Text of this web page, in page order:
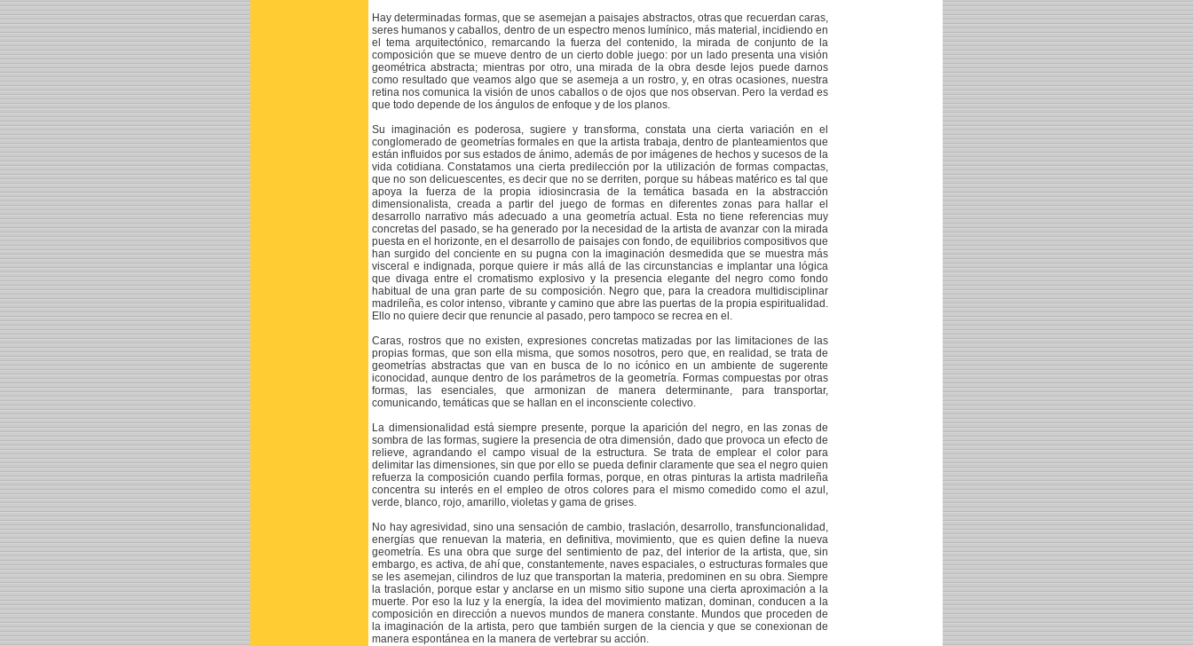
Hay determinadas formas, que se asemejan a paisajes abstractos, otras que recuerdan caras,
seres humanos y caballos, dentro de un espectro menos lumínico, más material, incidiendo en
el tema arquitectónico, remarcando la fuerza del contenido, la mirada de conjunto de la
composición que se mueve dentro de un cierto doble juego: por un lado presenta una visión
geométrica abstracta; mientras por otro, una mirada de la obra desde lejos puede darnos
como resultado que veamos algo que se asemeja a un rostro, y, en otras ocasiones, nuestra
retina nos comunica la visión de unos caballos o de ojos que nos observan. Pero la verdad es
que todo depende de los ángulos de enfoque y de los planos.
Su imaginación es poderosa, sugiere y transforma, constata una cierta variación en el
conglomerado de geometrías formales en que la artista trabaja, dentro de planteamientos que
están influidos por sus estados de ánimo, además de por imágenes de hechos y sucesos de la
vida cotidiana. Constatamos una cierta predilección por la utilización de formas compactas,
que no son delicuescentes, es decir que no se derriten, porque su hábeas matérico es tal que
apoya la fuerza de la propia idiosincrasia de la temática basada en la abstracción
dimensionalista, creada a partir del juego de formas en diferentes zonas para hallar el
desarrollo narrativo más adecuado a una geometría actual. Esta no tiene referencias muy
concretas del pasado, se ha generado por la necesidad de la artista de avanzar con la mirada
puesta en el horizonte, en el desarrollo de paisajes con fondo, de equilibrios compositivos que
han surgido del conciente en su pugna con la imaginación desmedida que se muestra más
visceral e indignada, porque quiere ir más allá de las circunstancias e implantar una lógica
que divaga entre el cromatismo explosivo y la presencia elegante del negro como fondo
habitual de una gran parte de su composición. Negro que, para la creadora multidisciplinar
madrileña, es color intenso, vibrante y camino que abre las puertas de la propia espiritualidad.
Ello no quiere decir que renuncie al pasado, pero tampoco se recrea en el.
Caras, rostros que no existen, expresiones concretas matizadas por las limitaciones de las
propias formas, que son ella misma, que somos nosotros, pero que, en realidad, se trata de
geometrías abstractas que van en busca de lo no icónico en un ambiente de sugerente
iconocidad, aunque dentro de los parámetros de la geometría. Formas compuestas por otras
formas, las esenciales, que armonizan de manera determinante, para transportar,
comunicando, temáticas que se hallan en el inconsciente colectivo.
La dimensionalidad está siempre presente, porque la aparición del negro, en las zonas de
sombra de las formas, sugiere la presencia de otra dimensión, dado que provoca un efecto de
relieve, agrandando el campo visual de la estructura. Se trata de emplear el color para
delimitar las dimensiones, sin que por ello se pueda definir claramente que sea el negro quien
refuerza la composición cuando perfila formas, porque, en otras pinturas la artista madrileña
concentra su interés en el empleo de otros colores para el mismo comedido como el azul,
verde, blanco, rojo, amarillo, violetas y gama de grises.
No hay agresividad, sino una sensación de cambio, traslación, desarrollo, transfuncionalidad,
energías que renuevan la materia, en definitiva, movimiento, que es quien define la nueva
geometría. Es una obra que surge del sentimiento de paz, del interior de la artista, que, sin
embargo, es activa, de ahí que, constantemente, naves espaciales, o estructuras formales que
se les asemejan, cilindros de luz que transportan la materia, predominen en su obra. Siempre
la traslación, porque estar y anclarse en un mismo sitio supone una cierta aproximación a la
muerte. Por eso la luz y la energía, la idea del movimiento matizan, dominan, conducen a la
composición en dirección a nuevos mundos de manera constante. Mundos que proceden de
la imaginación de la artista, pero que también surgen de la ciencia y que se conexionan de
manera espontánea en la manera de vertebrar su acción.